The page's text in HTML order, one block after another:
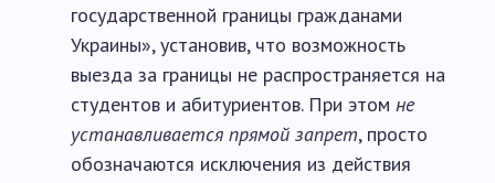
государственной границы гражданами
Украины», установив, что возможность
выезда за границы не распространяется на
студентов и абитуриентов. При этом не
устанавливается прямой запрет, просто
обозначаются исключения из действия